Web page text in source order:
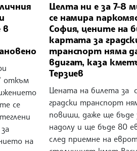
в
откъм
се
на
Целта ни е за 7-8
се намира
София, цените на
картата за
транспорт няма
вдигат, каза
Терзиев
Цената на билета за
градски транспорт
повиши, даже ще бъде
надолу и ще бъде 80
след приемне на